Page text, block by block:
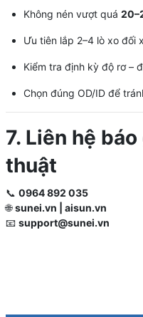
Không nén vượt quá
Ưu tiên lắp 2–4 lò xo đối
Kiểm tra định kỳ độ rơ –
Chọn đúng OD/ID để
7. Liên hệ
thuật
📞 0964 892 035
🌐sunei.vn | aisun.vn
📧 support@sunei.vn